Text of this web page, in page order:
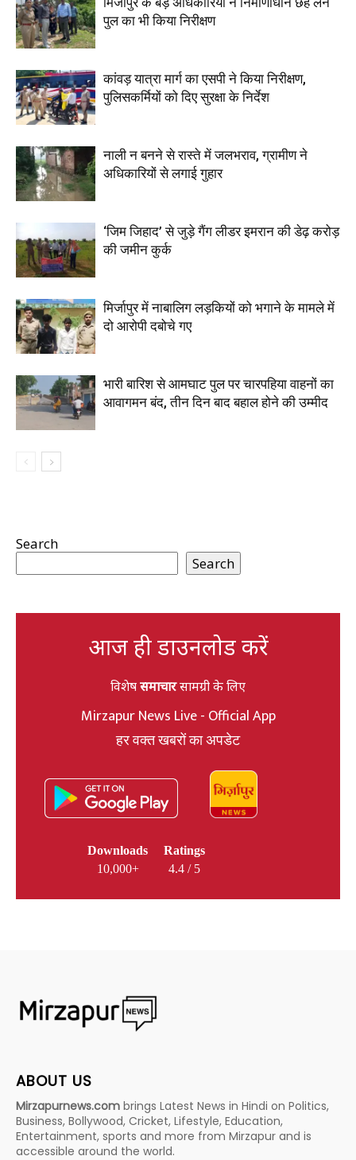
पुल का भी किया निरीक्षण
कांवड़ यात्रा मार्ग का एसपी ने किया निरीक्षण,
पुलिसकर्मियों को दिए सुरक्षा के निर्देश
नाली न बनने से रास्ते में जलभराव, ग्रामीण ने
अधिकारियों से लगाई गुहार
‘जिम जिहाद’ से जुड़े गैंग लीडर इमरान की डेढ़ करोड़
की जमीन कुर्क
मिर्जापुर में नाबालिग लड़कियों को भगाने के मामले में
दो आरोपी दबोचे गए
भारी बारिश से आमघाट पुल पर चारपहिया वाहनों का
आवागमन बंद, तीन दिन बाद बहाल होने की उम्मीद
Search
Search
आज ही डाउनलोड करें
विशेषसमाचारसामग्री के लिए
Mirzapur News Live - Official App
हर वक्त खबरों का अपडेट
Downloads
10,000+
Ratings
4.4 / 5
ABOUT US
Mirzapurnews.com brings Latest News in Hindi on Politics,
Business, Bollywood, Cricket, Lifestyle, Education,
Entertainment, sports and more from Mirzapur and is
accessible around the world.